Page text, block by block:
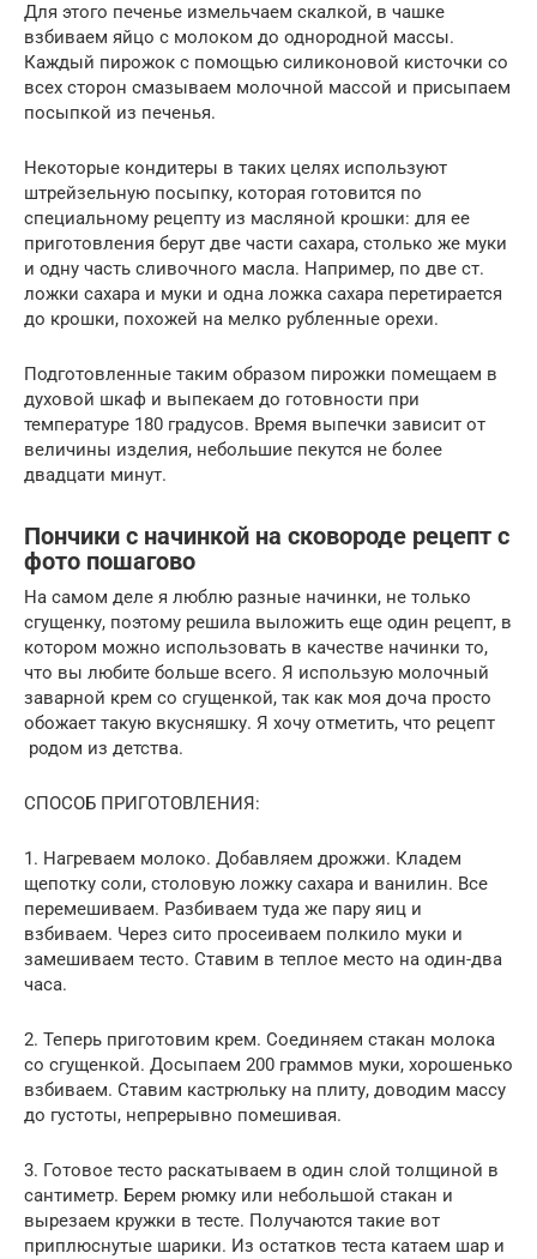
Для этого печенье измельчаем скалкой, в чашке
взбиваем яйцо с молоком до однородной массы.
Каждый пирожок с помощью силиконовой кисточки со
всех сторон смазываем молочной массой и присыпаем
посыпкой из печенья.
Некоторые кондитеры в таких целях используют
штрейзельную посыпку, которая готовится по
специальному рецепту из масляной крошки: для ее
приготовления берут две части сахара, столько же муки
и одну часть сливочного масла. Например, по две ст.
ложки сахара и муки и одна ложка сахара перетирается
до крошки, похожей на мелко рубленные орехи.
Подготовленные таким образом пирожки помещаем в
духовой шкаф и выпекаем до готовности при
температуре 180 градусов. Время выпечки зависит от
величины изделия, небольшие пекутся не более
двадцати минут.
Пончики с начинкой на сковороде рецепт с
фото пошагово
На самом деле я люблю разные начинки, не только
сгущенку, поэтому решила выложить еще один рецепт, в
котором можно использовать в качестве начинки то,
что вы любите больше всего. Я использую молочный
заварной крем со сгущенкой, так как моя доча просто
обожает такую вкусняшку. Я хочу отметить, что рецепт
родом из детства.
СПОСОБ ПРИГОТОВЛЕНИЯ:
1. Нагреваем молоко. Добавляем дрожжи. Кладем
щепотку соли, столовую ложку сахара и ванилин. Все
перемешиваем. Разбиваем туда же пару яиц и
взбиваем. Через сито просеиваем полкило муки и
замешиваем тесто. Ставим в теплое место на один-два
часа.
2. Теперь приготовим крем. Соединяем стакан молока
со сгущенкой. Досыпаем 200 граммов муки, хорошенько
взбиваем. Ставим кастрюльку на плиту, доводим массу
до густоты, непрерывно помешивая.
3. Готовое тесто раскатываем в один слой толщиной в
сантиметр. Берем рюмку или небольшой стакан и
вырезаем кружки в тесте. Получаются такие вот
приплюснутые шарики. Из остатков теста катаем шар и